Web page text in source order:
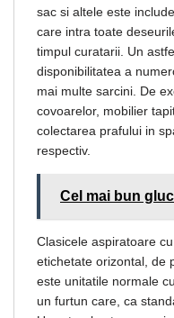
sac si altele este
care intra toate
timpul curatarii. Un
disponibilitatea a
mai multe sarcini. De
covoarelor, mobilier
colectarea prafului in
respectiv.
Cel mai bun
Clasicele aspiratoare
etichetate orizontal, de
este unitatile normale
un furtun care, ca